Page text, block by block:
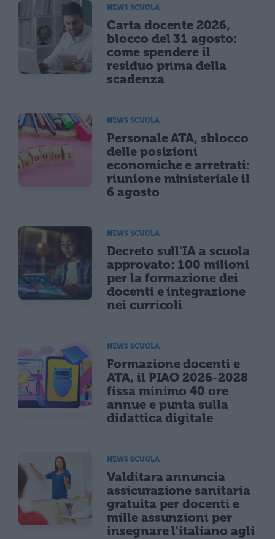
NEWS SCUOLA
Carta docente 2026,
blocco del 31 agosto:
come spendere il
residuo prima della
scadenza
NEWS SCUOLA
Personale ATA, sblocco
delle posizioni
economiche e arretrati:
riunione ministeriale il
6 agosto
NEWS SCUOLA
Decreto sull'IA a scuola
approvato: 100 milioni
per la formazione dei
docenti e integrazione
nei curricoli
NEWS SCUOLA
Formazione docenti e
ATA, il PIAO 2026-2028
fissa minimo 40 ore
annue e punta sulla
didattica digitale
NEWS SCUOLA
Valditara annuncia
assicurazione sanitaria
gratuita per docenti e
mille assunzioni per
insegnare l'italiano agli